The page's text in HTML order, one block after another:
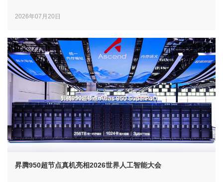
2026年07月20日
昇腾950超节点真机亮相2026世界人工智能大会